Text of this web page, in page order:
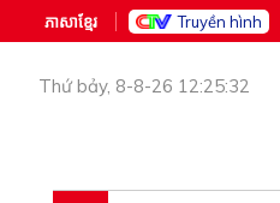
ភាសាខ្មែរ Truyền hình
Thứ bảy, 8-8-26 12:25:32